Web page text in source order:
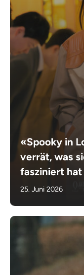
«Spooky in
verrät, was
fasziniert hat
25. Juni 2026